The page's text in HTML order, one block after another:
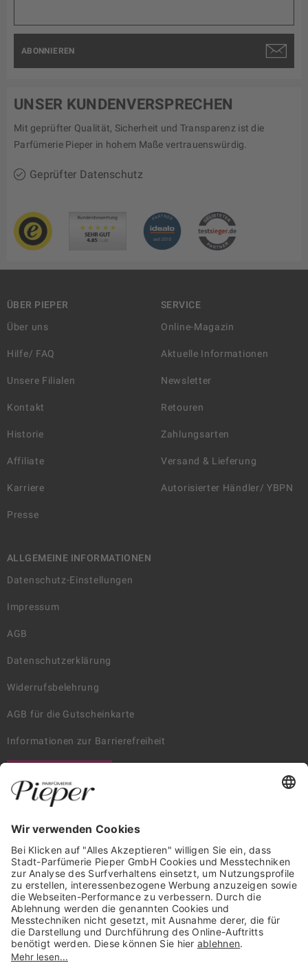
ABONNIEREN
UNSER KUNDENVERSPRECHEN
Mit geprüfter Qualität, Sicherheit und Transparenz ist die
Parfümerie Pieper in hohem Maße vertrauenswürdig.
Geprüfter Datenschutz
ÜBER PIEPER
Über uns
Hilfe/ FAQ
Unsere Filialen
Kontakt
Historie
Affiliate
Karriere
Presse
SERVICE
Online-Magazin
Aktuelle Informationen
Newsletter
Retouren
Zahlungsarten
Versand & Lieferung
Autorisierter Händler/ YBPN
ALLGEMEINE INFORMATIONEN
Datenschutz-Einstellungen
Impressum
AGB
Datenschutzerklärung
Widerrufsbelehrung
AGB für die Gutscheinkarte
Informationen zur Barrierefreiheit
Trusted Shops Mitglied seit 2010